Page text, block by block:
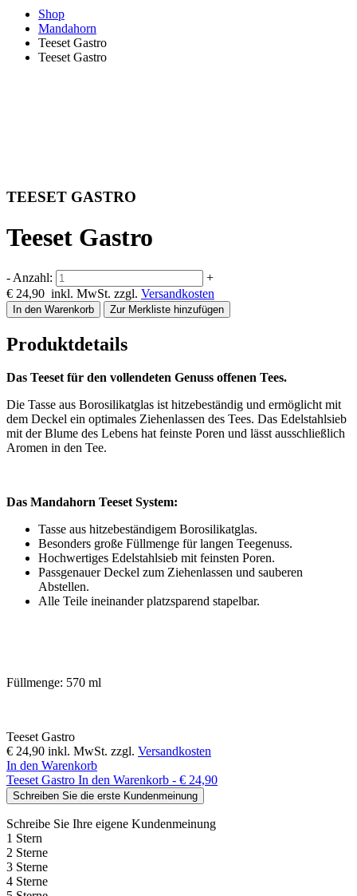
Shop
Mandahorn
Teeset Gastro
Teeset Gastro
TEESET GASTRO
Teeset Gastro
- Anzahl:
+
€ 24,90 inkl. MwSt. zzgl. Versandkosten
Zur Merkliste hinzufügen
Produktdetails
Das Teeset für den vollendeten Genuss offenen Tees.
Die Tasse aus Borosilikatglas ist hitzebeständig und ermöglicht mit
dem Deckel ein optimales Ziehenlassen des Tees. Das Edelstahlsieb
mit der Blume des Lebens hat feinste Poren und lässt ausschließlich
Aromen in den Tee.
Das Mandahorn Teeset System:
Tasse aus hitzebeständigem Borosilikatglas.
Besonders große Füllmenge für langen Teegenuss.
Hochwertiges Edelstahlsieb mit feinsten Poren.
Passgenauer Deckel zum Ziehenlassen und sauberen
Abstellen.
Alle Teile ineinander platzsparend stapelbar.
Füllmenge: 570 ml
Teeset Gastro
€ 24,90 inkl. MwSt. zzgl. Versandkosten
In den Warenkorb
Teeset Gastro In den Warenkorb - € 24,90
Schreiben Sie die erste Kundenmeinung
Schreibe Sie Ihre eigene Kundenmeinung
1 Stern
2 Sterne
3 Sterne
4 Sterne